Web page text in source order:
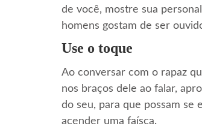
de você, mostre sua
homens gostam de ser
Use o toque
Ao conversar com o rapaz
nos braços dele ao falar,
do seu, para que possam se
acender uma faísca.